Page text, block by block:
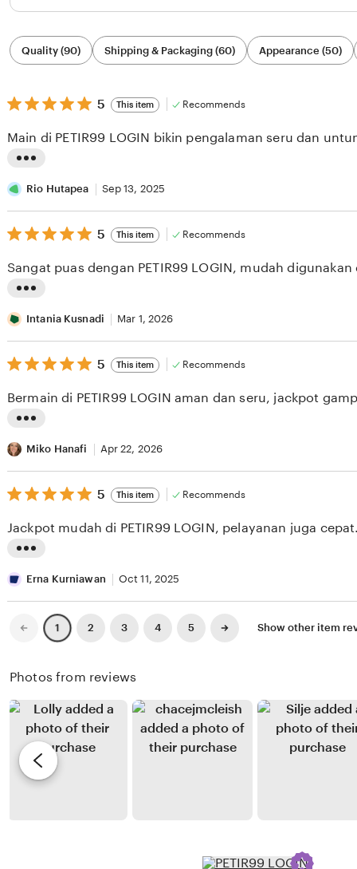
Filter
by
category
Quality (90) Shipping & Packaging (60) Appearance (50)
5
out
5
stars
5 This item Recommends
i
s
t
n
r
e
v
e
b
y
R
o
u
t
a
Main di PETIR99 LOGIN bikin pengalaman seru dan
Rio Hutapea Sep 13, 2025
5
out
5
stars
5 This item Recommends
i
s
t
n
r
e
v
e
b
y
a
i
a
K
Sangat puas dengan PETIR99 LOGIN, mudah
Intania Kusnadi Mar 1, 2026
5
out
5
stars
5 This item Recommends
i
s
t
n
r
e
y
M
i
Bermain di PETIR99 LOGIN aman dan seru, jackpot
Miko Hanafi Apr 22, 2026
5
out
5
stars
5 This item Recommends
i
s
e
i
Jackpot mudah di PETIR99 LOGIN, pelayanan juga
Erna Kurniawan Oct 11, 2025
Previous
page
1 2 3 4 5
Next
page
Show other item
Photos from reviews